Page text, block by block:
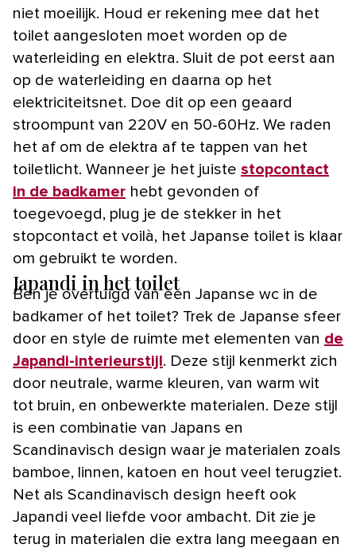
niet moeilijk. Houd er rekening mee dat het
toilet aangesloten moet worden op de
waterleiding en elektra. Sluit de pot eerst aan
op de waterleiding en daarna op het
elektriciteitsnet. Doe dit op een geaard
stroompunt van 220V en 50-60Hz. We raden
het af om de elektra af te tappen van het
toiletlicht. Wanneer je het juiste stopcontact
in de badkamer hebt gevonden of
toegevoegd, plug je de stekker in het
stopcontact et voilà, het Japanse toilet is klaar
om gebruikt te worden.
Japandi in het toilet
Ben je overtuigd van een Japanse wc in de
badkamer of het toilet? Trek de Japanse sfeer
door en style de ruimte met elementen van de
Japandi-interieurstijl. Deze stijl kenmerkt zich
door neutrale, warme kleuren, van warm wit
tot bruin, en onbewerkte materialen. Deze stijl
is een combinatie van Japans en
Scandinavisch design waar je materialen zoals
bamboe, linnen, katoen en hout veel terugziet.
Net als Scandinavisch design heeft ook
Japandi veel liefde voor ambacht. Dit zie je
terug in materialen die extra lang meegaan en